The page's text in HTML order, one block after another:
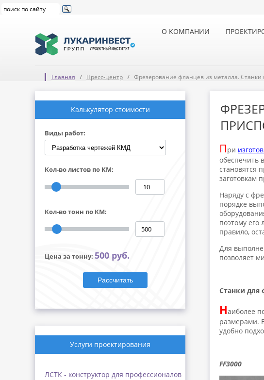
О КОМПАНИИ
Главная Пресс-центр Фрезерование фланцев из металла. Станки
Калькулятор стоимости
Виды работ:
Кол-во листов по КМ:
Кол-во тонн по КМ:
Цена за тонну: 500 руб.
Рассчитать
Услуги проектирования
ЛСТК - конструктор для профессионалов
При
обеспечить
становятся
заготовкам
Наряду с
порядке
поэтому его
правило,
Для
позволяет
Станки для
Наиболее
размерами.
удобно
FF3000